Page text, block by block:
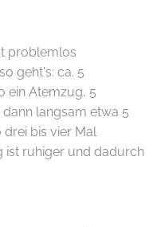
problemlos
geht's: ca. 5
ein Atemzug, 5
langsam etwa 5
drei bis vier Mal
ist ruhiger und dadurch